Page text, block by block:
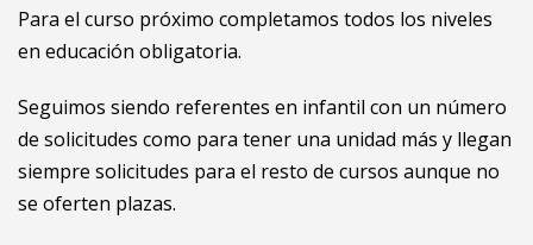
Para el curso próximo completamos todos los niveles
en educación obligatoria.
Seguimos siendo referentes en infantil con un número
de solicitudes como para tener una unidad más y llegan
siempre solicitudes para el resto de cursos aunque no
se oferten plazas.